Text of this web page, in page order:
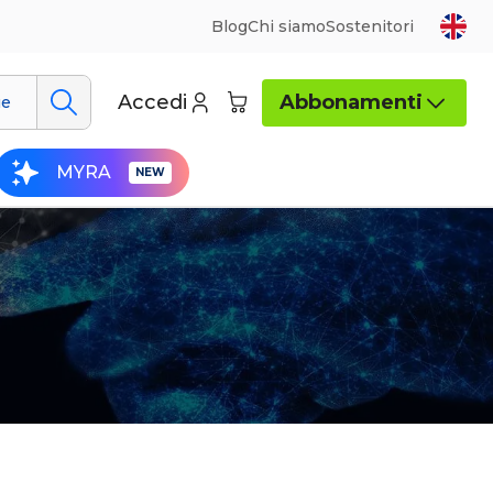
BlogChi siamoSostenitori
Accedi Abbonamenti
MYRA